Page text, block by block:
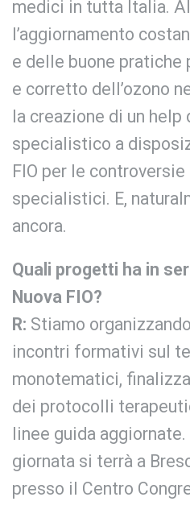
medici in tutta Italia.
l’aggiornamento
e delle buone pratiche
e corretto dell’ozono
la creazione di un help
specialistico a
FIO per le
specialistici. E,
ancora.
Quali progetti ha in
Nuova FIO?
R: Stiamo
incontri formativi sul
monotematici,
dei protocolli
linee guida
giornata si terrà a
presso il Centro